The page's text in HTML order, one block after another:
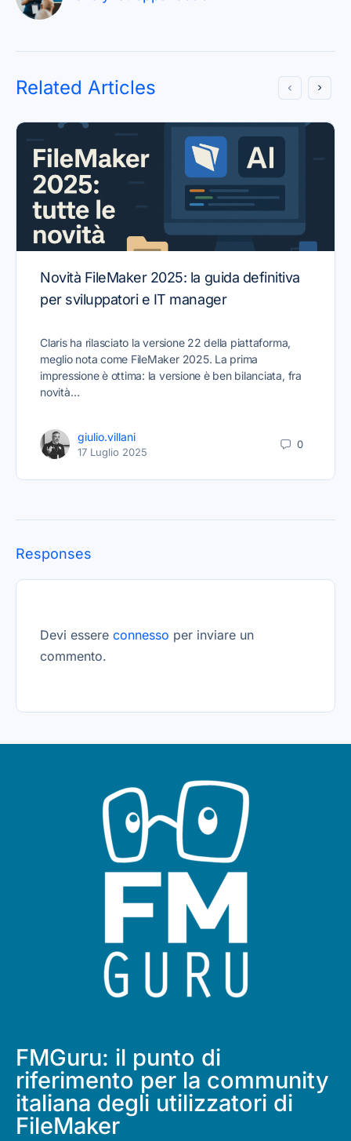
Related Articles
Novità FileMaker 2025: la guida definitiva
per sviluppatori e IT manager
Claris ha rilasciato la versione 22 della piattaforma,
meglio nota come FileMaker 2025. La prima
impressione è ottima: la versione è ben bilanciata, fra
novità…
giulio.villani
17 Luglio 2025
0
Responses
Devi essere connesso per inviare un
commento.
FMGuru: il punto di
riferimento per la community
italiana degli utilizzatori di
FileMaker